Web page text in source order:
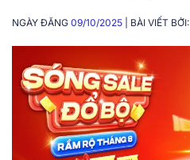
NGÀY ĐĂNG 09/10/2025 | BÀI VIẾT BỞI: